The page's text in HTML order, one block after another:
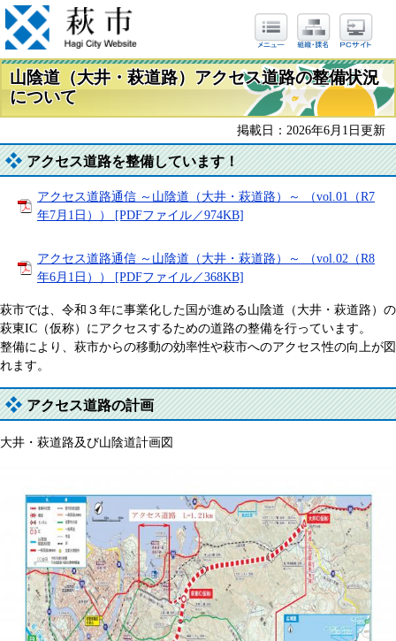
山陰道（大井・萩道路）アクセス道路の整備状況
について
掲載日：2026年6月1日更新
アクセス道路を整備しています！
アクセス道路通信 ～山陰道（大井・萩道路）～ （vol.01（R7
年7月1日）） [PDFファイル／974KB]
アクセス道路通信 ～山陰道（大井・萩道路）～ （vol.02（R8
年6月1日）） [PDFファイル／368KB]
萩市では、令和３年に事業化した国が進める山陰道（大井・萩道路）の
萩東IC（仮称）にアクセスするための道路の整備を行っています。
整備により、萩市からの移動の効率性や萩市へのアクセス性の向上が図
れます。
アクセス道路の計画
大井・萩道路及び山陰道計画図